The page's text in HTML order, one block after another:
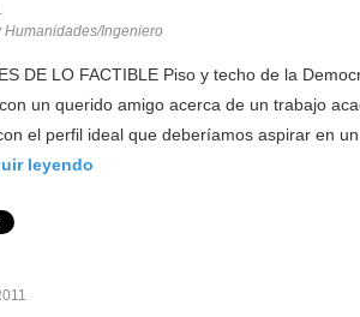
Ingeniero
DE LO FACTIBLE Piso y techo de la
un querido amigo acerca de un trabajo
el perfil ideal que deberíamos aspirar en
leyendo